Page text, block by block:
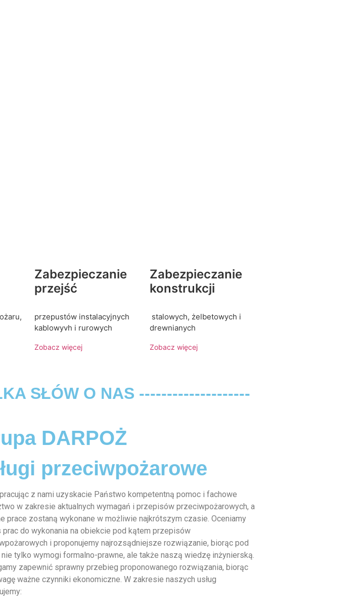
Zabezpieczanie
przejść
przepustów instalacyjnych
kablowyvh i rurowych
Zobacz więcej
Zabezpieczanie
konstrukcji
stalowych, żelbetowych i
drewnianych
Zobacz więcej
SŁÓW O NAS --------------------
DARPOŻ
przeciwpożarowe
z nami uzyskacie Państwo kompetentną pomoc i fachowe
w zakresie aktualnych wymagań i przepisów przeciwpożarowych, a
prace zostaną wykonane w możliwie najkrótszym czasie. Oceniamy
prac do wykonania na obiekcie pod kątem przepisów
i proponujemy najrozsądniejsze rozwiązanie, biorąc pod
nie tylko wymogi formalno-prawne, ale także naszą wiedzę inżynierską.
zapewnić sprawny przebieg proponowanego rozwiązania, biorąc
ważne czynniki ekonomiczne. W zakresie naszych usług